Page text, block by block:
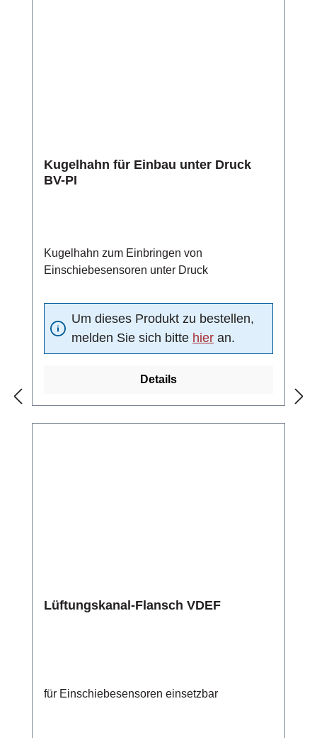
Kugelhahn für Einbau unter Druck
BV-PI
Kugelhahn zum Einbringen von
Einschiebesensoren unter Druck
Um dieses Produkt zu bestellen,
melden Sie sich bitte hier an.
Details
Lüftungskanal-Flansch VDEF
für Einschiebesensoren einsetzbar